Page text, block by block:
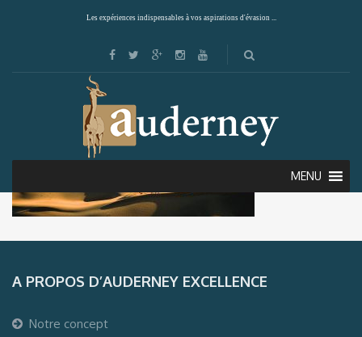
Les expériences indispensables à vos aspirations d'évasion ...
MENU
A PROPOS D’AUDERNEY EXCELLENCE
Notre concept